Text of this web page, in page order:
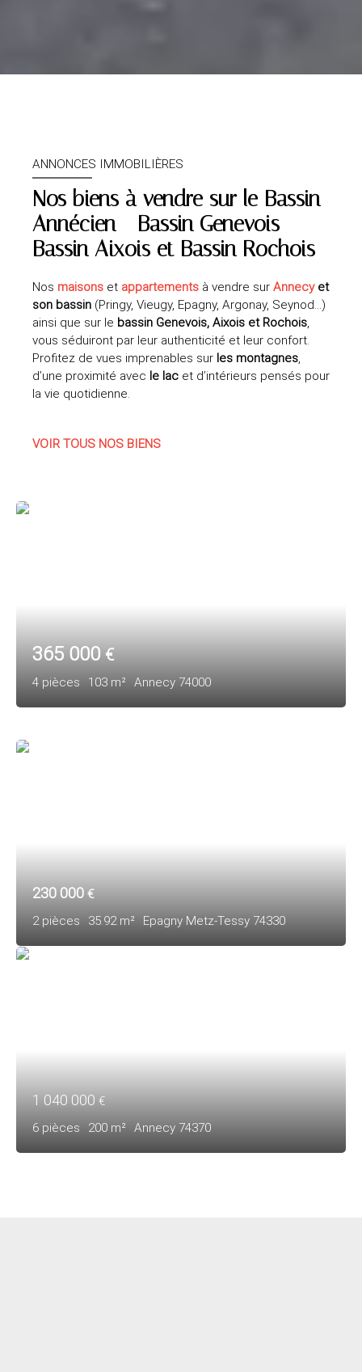
ANNONCES IMMOBILIÈRES
Nos biens à vendre sur le Bassin
Annécien - Bassin Genevois -
Bassin Aixois et Bassin Rochois
Nos maisons et appartements à vendre sur Annecyet
son bassin (Pringy, Vieugy, Epagny, Argonay, Seynod…)
ainsi que sur le bassin Genevois, Aixois et Rochois,
vous séduiront par leur authenticité et leur confort.
Profitez de vues imprenables sur les montagnes,
d’une proximité avec le lac et d’intérieurs pensés pour
la vie quotidienne.
VOIR TOUS NOS BIENS
365 000€
4 pièces 103 m² Annecy 74000
230 000 €
2 pièces 35.92 m² Epagny Metz-Tessy 74330
1 040 000 €
6 pièces 200 m² Annecy 74370